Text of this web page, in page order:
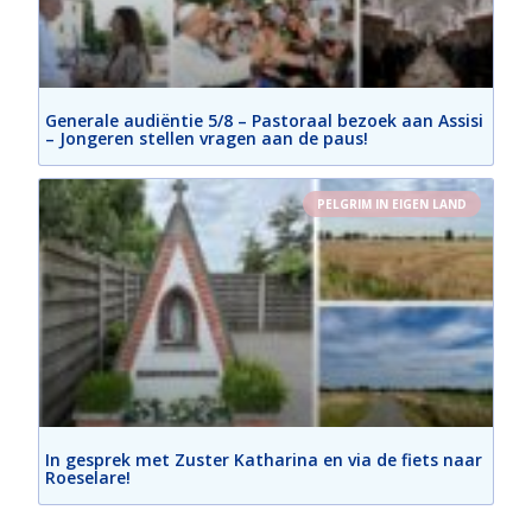
Generale audiëntie 5/8 – Pastoraal bezoek aan Assisi
– Jongeren stellen vragen aan de paus!
PELGRIM IN EIGEN LAND
In gesprek met Zuster Katharina en via de fiets naar
Roeselare!